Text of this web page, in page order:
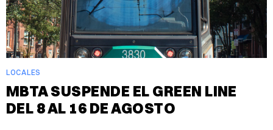
LOCALES
MBTA SUSPENDE EL GREEN LINE
DEL 8 AL 16 DE AGOSTO